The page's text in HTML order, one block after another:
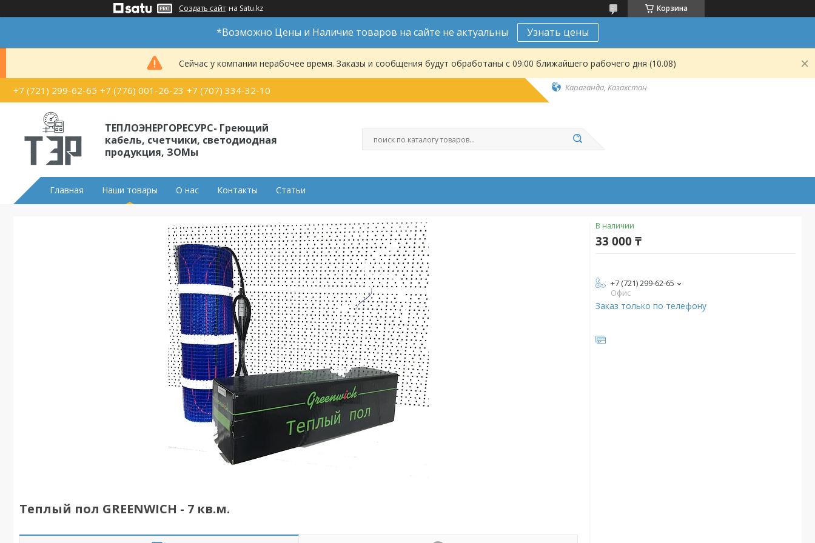
Создать сайт на Satu.kz Корзина
*Возможно Цены и Наличие товаров на сайте не актуальны Узнать цены
Сейчас у компании нерабочее время. Заказы и сообщения будут обработаны с 09:00 ближайшего рабочего дня (10.08)
+7 (721) 299-62-65 +7 (776) 001-26-23 +7 (707) 334-32-10 Караганда, Казахстан
ТЕПЛОЭНЕРГОРЕСУРС- Греющий
кабель, счетчики, светодиодная
продукция, ЗОМы
Главная Наши товары О нас Контакты Статьи
Теплый пол GREENWICH - 7 кв.м.
В наличии
33 000 ₸
+7 (721) 299-62-65
Офис
Заказ только по телефону